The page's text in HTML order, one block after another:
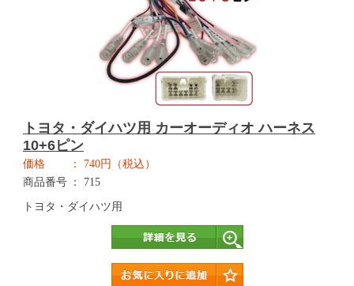
トヨタ・ダイハツ用 カーオーディオ ハーネス
10+6ピン
価格
740円（税込）
商品番号
715
トヨタ・ダイハツ用